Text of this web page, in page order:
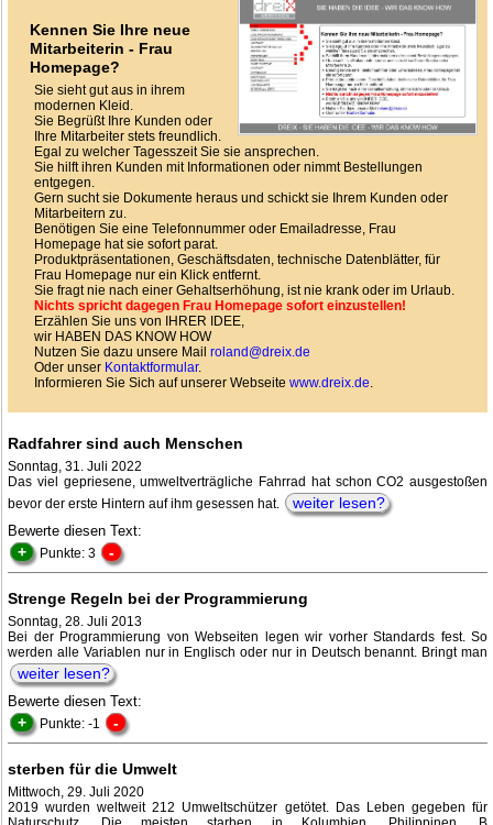
Kennen Sie Ihre neue
Mitarbeiterin - Frau
Homepage?
Sie sieht gut aus in ihrem
modernen Kleid.
Sie Begrüßt Ihre Kunden oder
Ihre Mitarbeiter stets freundlich.
Egal zu welcher Tagesszeit Sie sie ansprechen.
Sie hilft ihren Kunden mit Informationen oder nimmt Bestellungen
entgegen.
Gern sucht sie Dokumente heraus und schickt sie Ihrem Kunden oder
Mitarbeitern zu.
Benötigen Sie eine Telefonnummer oder Emailadresse, Frau
Homepage hat sie sofort parat.
Produktpräsentationen, Geschäftsdaten, technische Datenblätter, für
Frau Homepage nur ein Klick entfernt.
Sie fragt nie nach einer Gehaltserhöhung, ist nie krank oder im Urlaub.
Nichts spricht dagegen Frau Homepage sofort einzustellen!
Erzählen Sie uns von IHRER IDEE,
wir HABEN DAS KNOW HOW
Nutzen Sie dazu unsere Mail roland@dreix.de
Oder unser Kontaktformular.
Informieren Sie Sich auf unserer Webseite www.dreix.de.
Radfahrer sind auch Menschen
Sonntag, 31. Juli 2022
Das viel gepriesene, umweltverträgliche Fahrrad hat schon CO2 ausgestoßen
bevor der erste Hintern auf ihm gesessen hat.
weiter lesen?
Bewerte diesen Text:
+ Punkte: 3 -
Strenge Regeln bei der Programmierung
Sonntag, 28. Juli 2013
Bei der Programmierung von Webseiten legen wir vorher Standards fest. So
werden alle Variablen nur in Englisch oder nur in Deutsch benannt. Bringt man
weiter lesen?
Bewerte diesen Text:
+ Punkte: -1 -
sterben für die Umwelt
Mittwoch, 29. Juli 2020
2019 wurden weltweit 212 Umweltschützer getötet. Das Leben gegeben für